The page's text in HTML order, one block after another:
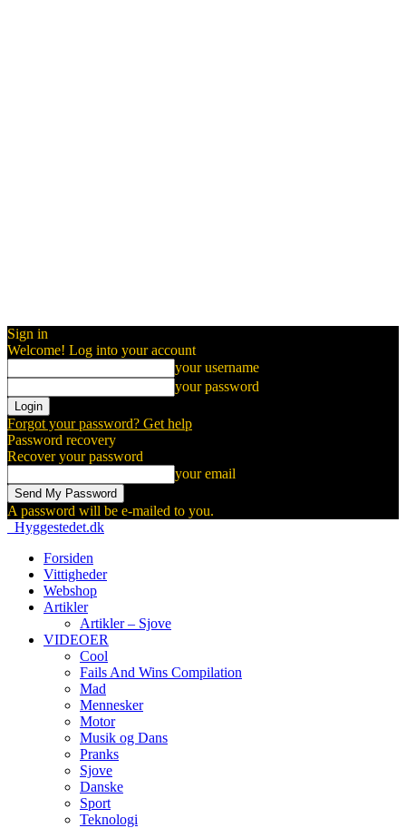
Sign in
Welcome! Log into your account
your username
your password
Forgot your password? Get help
Password recovery
Recover your password
your email
A password will be e-mailed to you.
Hyggestedet.dk
Forsiden
Vittigheder
Webshop
Artikler
Artikler – Sjove
VIDEOER
Cool
Fails And Wins Compilation
Mad
Mennesker
Motor
Musik og Dans
Pranks
Sjove
Danske
Sport
Teknologi